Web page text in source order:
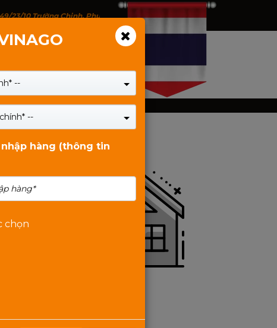
23/10 Trường Chinh, Phường Tân Bình, TP.HCM - 146 Trịnh Đình Thảo,
25/12/2017
--
--
hàng (thông tin
chọn